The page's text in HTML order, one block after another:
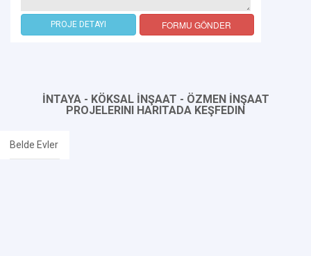
PROJE DETAYI FORMU GÖNDER
İNTAYA - KÖKSAL İNŞAAT - ÖZMEN İNŞAAT
PROJELERINI HARITADA KEŞFEDIN
Belde Evler